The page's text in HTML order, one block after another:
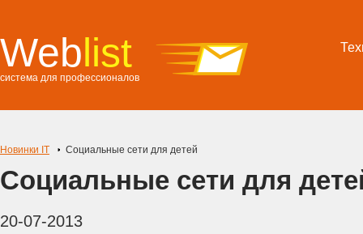
Weblist
система для профессионалов
Новинки IT Социальные сети для детей
Социальные сети для
20-07-2013